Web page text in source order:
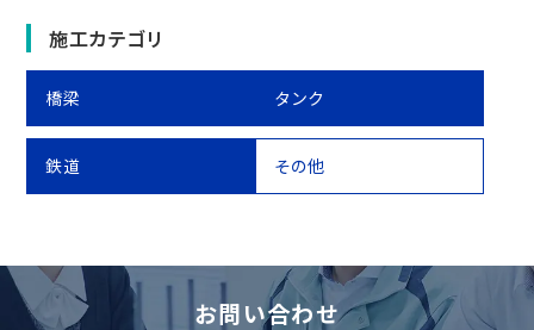
施工カテゴリ
橋梁 タンク
鉄道 その他
お問い合わせ